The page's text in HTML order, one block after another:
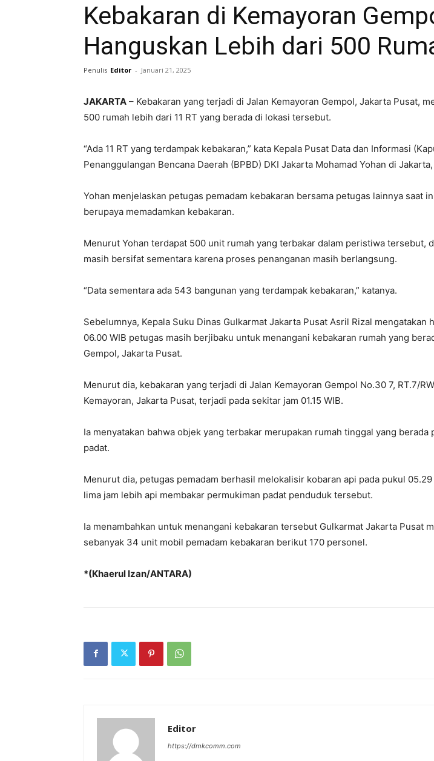
Kebakaran di Kemayoran
Hanguskan Lebih dari 500
Penulis Editor - Januari 21, 2025
JAKARTA – Kebakaran yang terjadi di Jalan Kemayoran Gempol, Jakarta Pusat,
500 rumah lebih dari 11 RT yang berada di lokasi tersebut.
“Ada 11 RT yang terdampak kebakaran,” kata Kepala Pusat Data dan Informasi
Penanggulangan Bencana Daerah (BPBD) DKI Jakarta Mohamad Yohan di
Yohan menjelaskan petugas pemadam kebakaran bersama petugas lainnya saat
berupaya memadamkan kebakaran.
Menurut Yohan terdapat 500 unit rumah yang terbakar dalam peristiwa tersebut,
masih bersifat sementara karena proses penanganan masih berlangsung.
“Data sementara ada 543 bangunan yang terdampak kebakaran,” katanya.
Sebelumnya, Kepala Suku Dinas Gulkarmat Jakarta Pusat Asril Rizal mengatakan
06.00 WIB petugas masih berjibaku untuk menangani kebakaran rumah yang
Gempol, Jakarta Pusat.
Menurut dia, kebakaran yang terjadi di Jalan Kemayoran Gempol No.30 7, RT.7/
Kemayoran, Jakarta Pusat, terjadi pada sekitar jam 01.15 WIB.
Ia menyatakan bahwa objek yang terbakar merupakan rumah tinggal yang berada
padat.
Menurut dia, petugas pemadam berhasil melokalisir kobaran api pada pukul 05.29
lima jam lebih api membakar permukiman padat penduduk tersebut.
Ia menambahkan untuk menangani kebakaran tersebut Gulkarmat Jakarta Pusat
sebanyak 34 unit mobil pemadam kebakaran berikut 170 personel.
*(Khaerul Izan/ANTARA)
Editor
https://dmkcomm.com